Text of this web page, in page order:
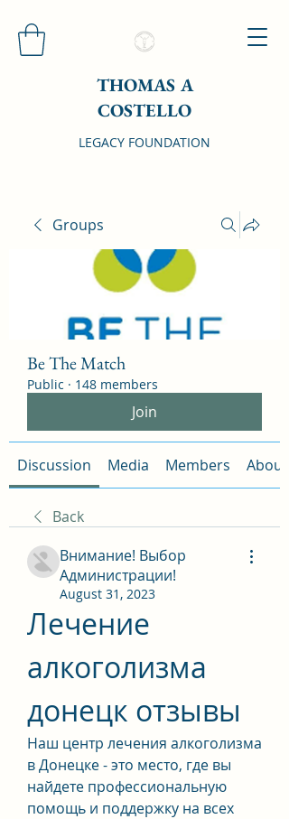
THOMAS A
COSTELLO
LEGACY FOUNDATION
Groups
Be The Match
Public · 148 members
Join
Discussion Media Members About
Back
Внимание! Выбор
Администрации!
August 31, 2023
Лечение
алкоголизма
донецк отзывы
Наш центр лечения алкоголизма
в Донецке - это место, где вы
найдете профессиональную
помощь и поддержку на всех